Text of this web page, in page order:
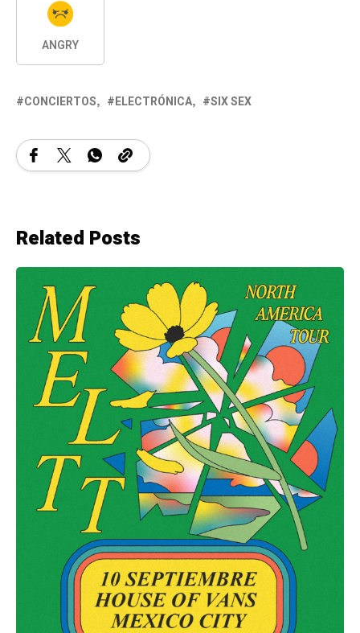
ANGRY
CONCIERTOS ELECTRÓNICA SIX SEX
Related Posts